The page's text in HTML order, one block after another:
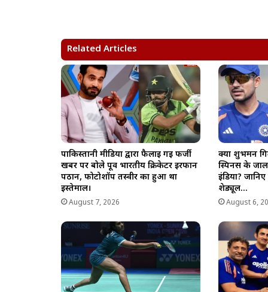
A
p
p
o
o
k
r
a
m
i
k
Related Articles
पाकिस्तानी मीडिया द्वारा फैलाई गई फर्जी
खबर पर बोले पूर्व भारतीय क्रिकेटर इरफान
पठान, फोटोशॉप तस्वीर का हुआ था
इस्तेमाल।
August 7, 2026
क्या शुभमन
स्पिनर्स के
इंडिया?
शेड्यूल…
August 6,